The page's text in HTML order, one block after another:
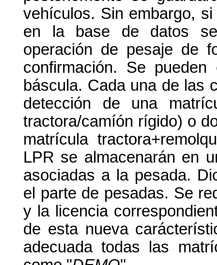
vehículos. Sin embargo,
en la base de datos
operación de pesaje de
confirmación. Se
báscula. Cada una de las
detección de una
tractora/camíón rígido) o
matrícula
LPR se almacenarán en
asociadas a la pesada.
el parte de pesadas. Se
y la licencia
de esta nueva
adecuada todas las